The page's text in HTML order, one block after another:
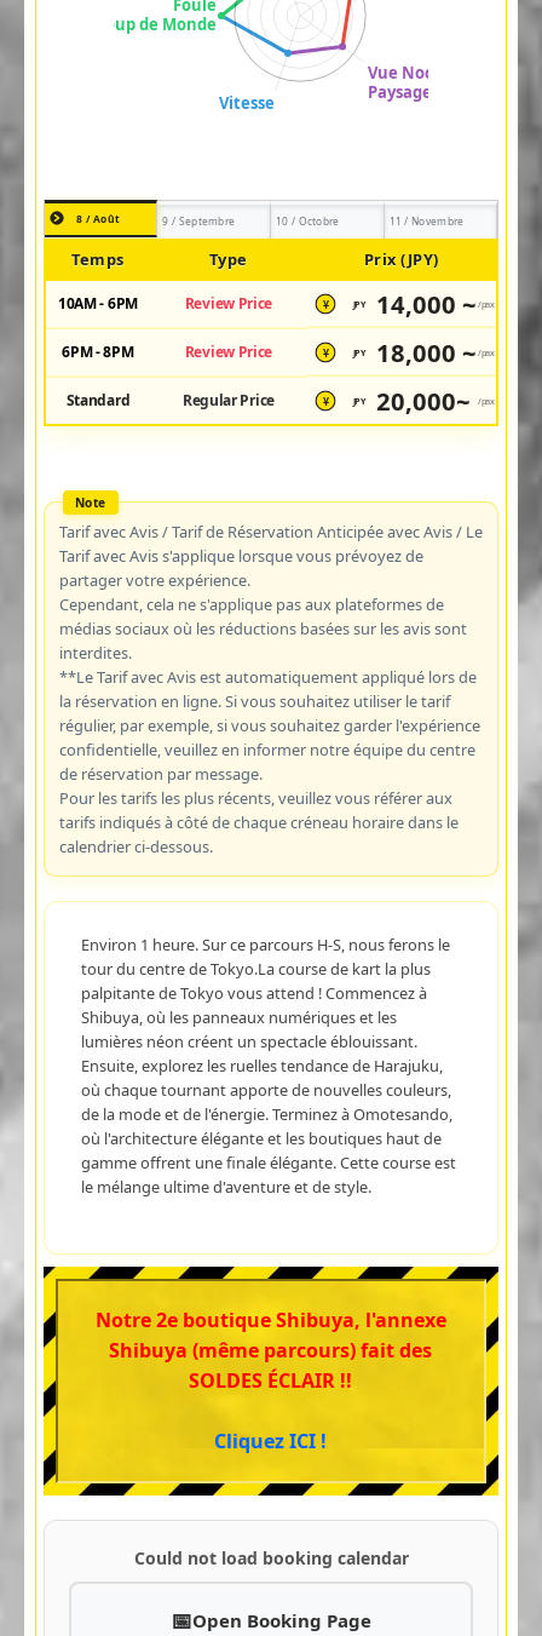
8 / Août 9 / Septembre 10 / Octobre 11 / Novembre
Temps Type Prix (JPY)
10AM - 6PM Review Price ¥ JPY 14,000 ~ /pax
6PM - 8PM Review Price ¥ JPY 18,000 ~ /pax
Standard Regular Price ¥ JPY 20,000~ /pax
Tarif avec Avis / Tarif de Réservation Anticipée avec Avis / Le
Tarif avec Avis s'applique lorsque vous prévoyez de
partager votre expérience.
Cependant, cela ne s'applique pas aux plateformes de
médias sociaux où les réductions basées sur les avis sont
interdites.
**Le Tarif avec Avis est automatiquement appliqué lors de
la réservation en ligne. Si vous souhaitez utiliser le tarif
régulier, par exemple, si vous souhaitez garder l'expérience
confidentielle, veuillez en informer notre équipe du centre
de réservation par message.
Pour les tarifs les plus récents, veuillez vous référer aux
tarifs indiqués à côté de chaque créneau horaire dans le
calendrier ci-dessous.
Environ 1 heure. Sur ce parcours H-S, nous ferons le
tour du centre de Tokyo.La course de kart la plus
palpitante de Tokyo vous attend ! Commencez à
Shibuya, où les panneaux numériques et les
lumières néon créent un spectacle éblouissant.
Ensuite, explorez les ruelles tendance de Harajuku,
où chaque tournant apporte de nouvelles couleurs,
de la mode et de l'énergie. Terminez à Omotesando,
où l'architecture élégante et les boutiques haut de
gamme offrent une finale élégante. Cette course est
le mélange ultime d'aventure et de style.
Notre 2e boutique Shibuya, l'annexe
Shibuya (même parcours) fait des
SOLDES ÉCLAIR !!
Cliquez ICI !
Could not load booking calendar
Open Booking Page